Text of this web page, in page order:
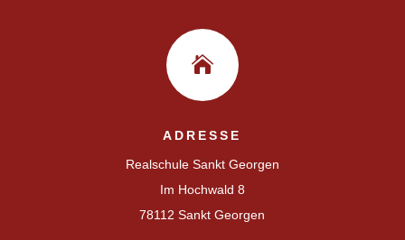

ADRESSE
Realschule Sankt Georgen
Im Hochwald 8
78112 Sankt Georgen